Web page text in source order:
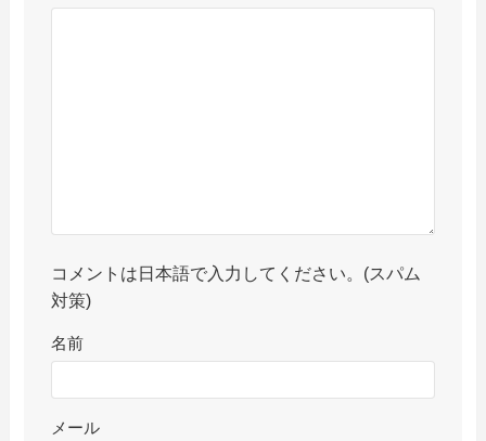
コメントは日本語で入力してください。(スパム
対策)
名前
メール